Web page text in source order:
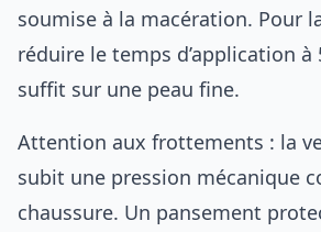
soumise à la macération. Pour
réduire le temps d’application à
suffit sur une peau fine.
Attention aux frottements : la
subit une pression mécanique
chaussure. Un pansement